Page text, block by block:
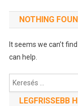
NOTHING
It seems we can’t
can help.
Keresés:
LEGFRISSEBB